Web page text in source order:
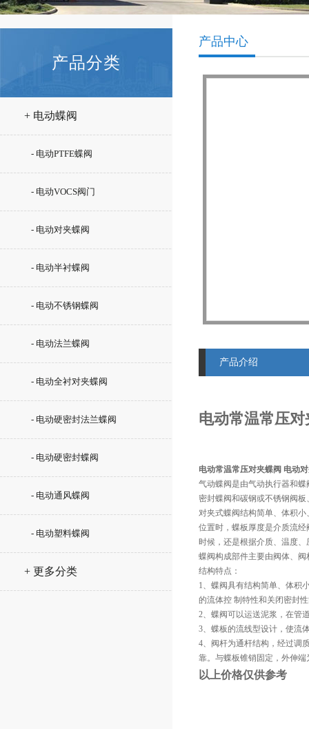
产品分类
+ 电动蝶阀
- 电动PTFE蝶阀
- 电动VOCS阀门
- 电动对夹蝶阀
- 电动半衬蝶阀
- 电动不锈钢蝶阀
- 电动法兰蝶阀
- 电动全衬对夹蝶阀
- 电动硬密封法兰蝶阀
- 电动硬密封蝶阀
- 电动通风蝶阀
- 电动塑料蝶阀
+ 更多分类
产品中心
产品介绍
电动常温常压
电动常温常压对夹蝶阀 电动
气动蝶阀是由气动执行器和
密封蝶阀和碳钢或不锈钢阀
对夹式蝶阀结构简单、体积
位置时，蝶板厚度是介质流
时候，还是根据介质、温度
蝶阀构成部件主要由阀体、
结构特点：
1、蝶阀具有结构简单、体积
的流体控 制特性和关闭密封
2、蝶阀可以运送泥浆，在管
3、蝶板的流线型设计，使流
4、阀杆为通杆结构，经过调
靠。与蝶板锥销固定，外伸
以上价格仅供参考